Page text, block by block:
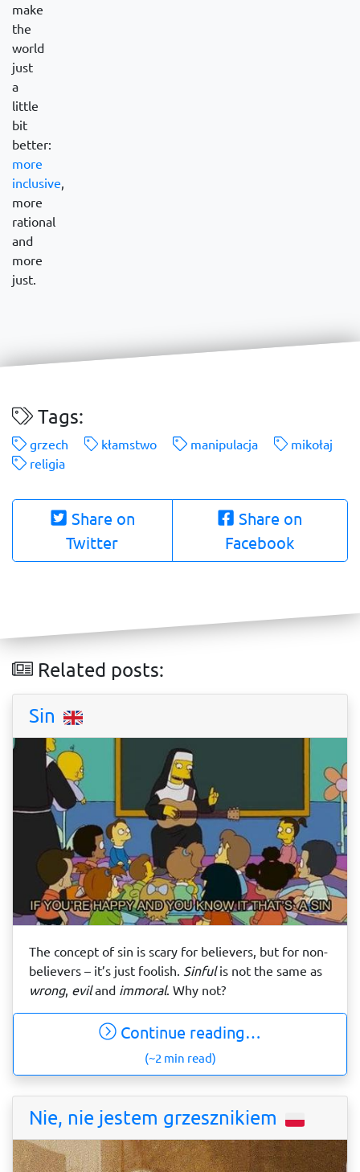
make
the
world
just
a
little
bit
better:
more
inclusive,
more
rational
and
more
just.
Tags:
grzech kłamstwo manipulacja
mikołaj
religia
Share on
Twitter
Share on
Facebook
Related posts:
Sin
The concept of sin is scary for believers, but for non-
believers – it’s just foolish. Sinfulis not the same as
wrong, eviland immoral. Why not?
Continue reading…
(~2 min read)
Nie, nie jestem grzesznikiem